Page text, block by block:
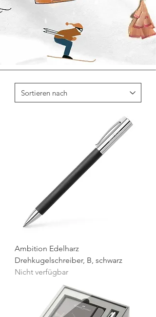
Ambition Edelharz
Drehkugelschreiber, B, schwarz
Nicht verfügbar